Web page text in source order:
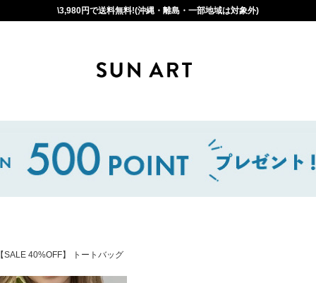
\3,980円で送料無料!(沖縄・離島・一部地域は対象外)
【SALE 40%OFF】 トートバッグ